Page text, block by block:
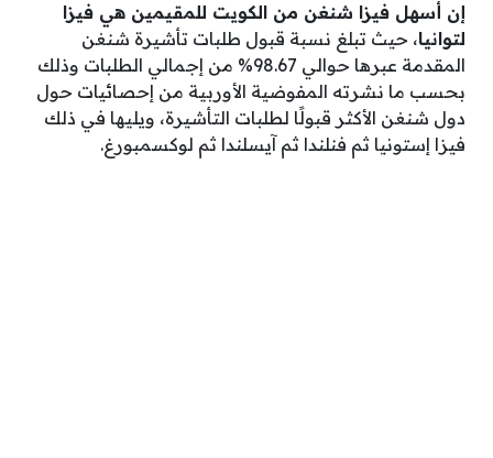
إن أسهل فيزا شنغن من الكويت للمقيمين هي فيزا
لتوانيا، حيث تبلغ نسبة قبول طلبات تأشيرة شنغن
المقدمة عبرها حوالي 98.67% من إجمالي الطلبات وذلك
بحسب ما نشرته المفوضية الأوربية من إحصائيات حول
دول شنغن الأكثر قبولًا لطلبات التأشيرة، ويليها في ذلك
فيزا إستونيا ثم فنلندا ثم آيسلندا ثم لوكسمبورغ.